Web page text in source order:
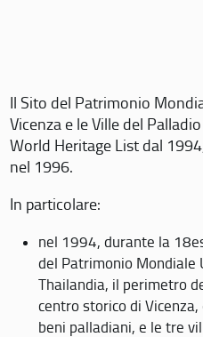
Il Sito del Patrimonio
Vicenza e le Ville del
World Heritage List dal
nel 1996.
In particolare:
nel 1994, durante la
del Patrimonio Mondiale
Thailandia, il perimetro
centro storico di
beni palladiani, e le tre